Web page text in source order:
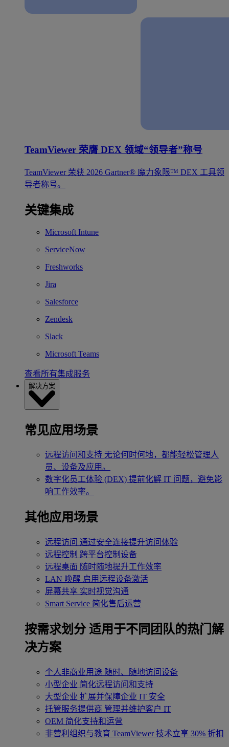
TeamViewer 荣膺 DEX 领域“领导者”称号
TeamViewer 荣获 2026 Gartner® 魔力象限™ DEX 工具领
导者称号。
关键集成
Microsoft Intune
ServiceNow
Freshworks
Jira
Salesforce
Zendesk
Slack
Microsoft Teams
查看所有集成服务
解决方案
常见应用场景
远程访问和支持 无论何时何地，都能轻松管理人
员、设备及应用。
数字化员工体验 (DEX) 提前化解 IT 问题，避免影
响工作效率。
其他应用场景
远程访问 通过安全连接提升访问体验
远程控制 跨平台控制设备
远程桌面 随时随地提升工作效率
LAN 唤醒 启用远程设备激活
屏幕共享 实时视觉沟通
Smart Service 简化售后运营
按需求划分 适用于不同团队的热门解
决方案
个人非商业用途 随时、随地访问设备
小型企业 简化远程访问和支持
大型企业 扩展并保障企业 IT 安全
托管服务提供商 管理并维护客户 IT
OEM 简化支持和运营
非营利组织与教育 TeamViewer 技术立享 30% 折扣